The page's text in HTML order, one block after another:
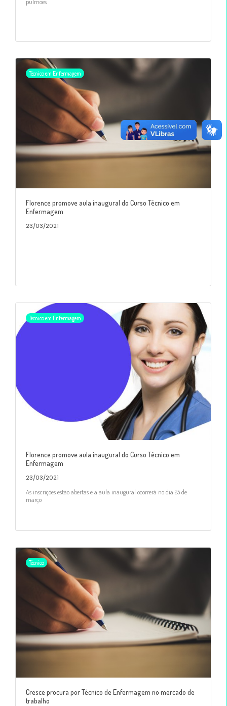
Técnico em Enfermagem
Florence promove aula inaugural do Curso Técnico em
Enfermagem
23/03/2021
Técnico em Enfermagem
Florence promove aula inaugural do Curso Técnico em
Enfermagem
23/03/2021
As inscrições estão abertas e a aula inaugural ocorrerá no dia 25 de
março
Técnico
Cresce procura por Técnico de Enfermagem no mercado de
trabalho